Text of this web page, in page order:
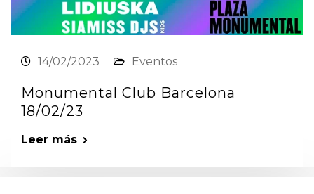
14/02/2023 Eventos
Monumental Club Barcelona
18/02/23
Leer más